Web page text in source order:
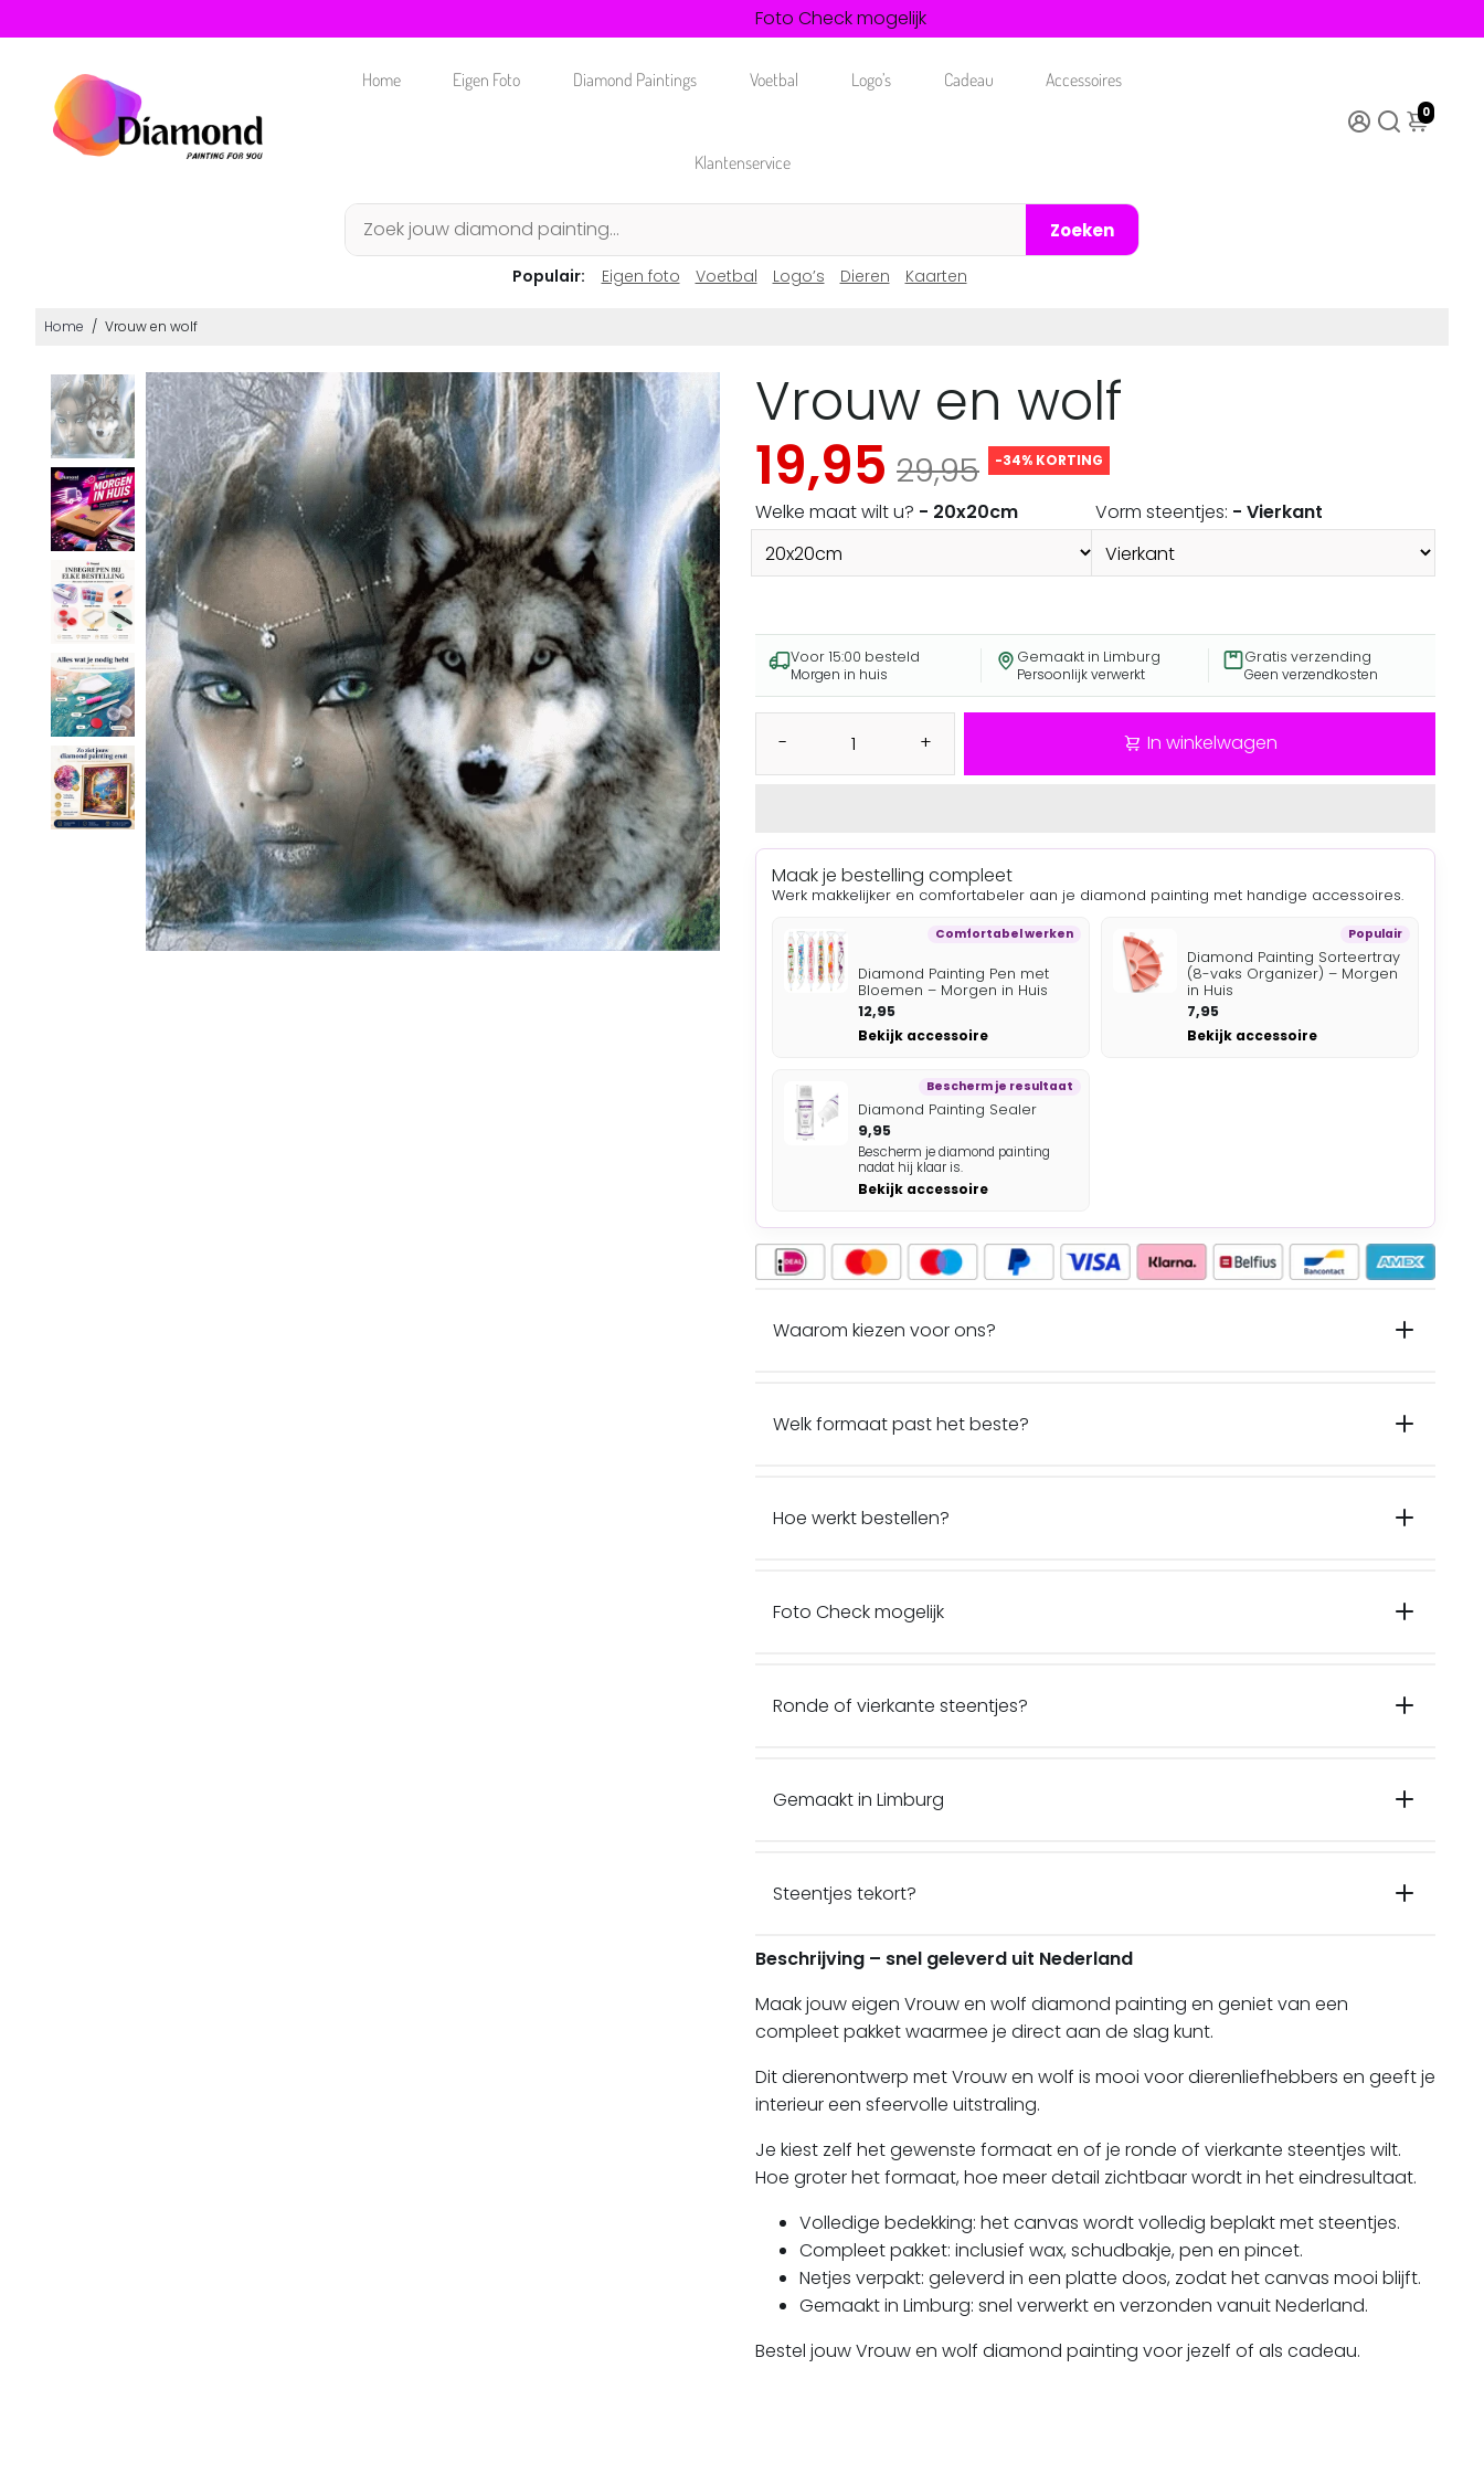
Foto Check mogelijk
Achteraf betalen mogelijk
Home Eigen Foto Diamond Paintings Voetbal Logo’s Cadeau Accessoires
Klantenservice
0
Zoeken
Populair: Eigen foto Voetbal Logo’s Dieren Kaarten
Home / Vrouw en wolf
Vrouw en wolf
19,95 29,95 -34% KORTING
Welke maat wilt u? - 20x20cm Vorm steentjes: - Vierkant
Voor 15:00 besteld
Morgen in huis
Gemaakt in Limburg
Persoonlijk verwerkt
Gratis verzending
Geen verzendkosten
- + In winkelwagen
Maak je bestelling compleet
Werk makkelijker en comfortabeler aan je diamond painting met handige accessoires.
Comfortabel werken
Diamond Painting Pen met
Bloemen – Morgen in Huis
12,95
Bekijk accessoire
Populair
Diamond Painting Sorteertray
(8-vaks Organizer) – Morgen
in Huis
7,95
Bekijk accessoire
Bescherm je resultaat
Diamond Painting Sealer
9,95
Bescherm je diamond painting
nadat hij klaar is.
Bekijk accessoire
Waarom kiezen voor ons?
Welk formaat past het beste?
Hoe werkt bestellen?
Foto Check mogelijk
Ronde of vierkante steentjes?
Gemaakt in Limburg
Steentjes tekort?
Beschrijving – snel geleverd uit Nederland
Maak jouw eigen Vrouw en wolf diamond painting en geniet van een
compleet pakket waarmee je direct aan de slag kunt.
Dit dierenontwerp met Vrouw en wolf is mooi voor dierenliefhebbers en geeft je
interieur een sfeervolle uitstraling.
Je kiest zelf het gewenste formaat en of je ronde of vierkante steentjes wilt.
Hoe groter het formaat, hoe meer detail zichtbaar wordt in het eindresultaat.
Volledige bedekking: het canvas wordt volledig beplakt met steentjes.
Compleet pakket: inclusief wax, schudbakje, pen en pincet.
Netjes verpakt: geleverd in een platte doos, zodat het canvas mooi blijft.
Gemaakt in Limburg: snel verwerkt en verzonden vanuit Nederland.
Bestel jouw Vrouw en wolf diamond painting voor jezelf of als cadeau.